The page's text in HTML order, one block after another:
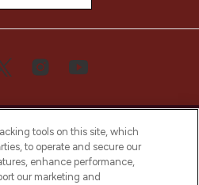
która dowie się o
tools on this site, which
to operate and secure our
enhance performance,
our marketing and